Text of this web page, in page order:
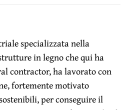
specializzata nella
in legno che qui ha
contractor, ha lavorato con
fortemente motivato
per conseguire il